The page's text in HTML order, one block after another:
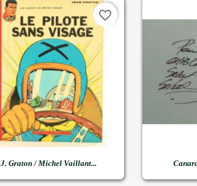
Quick view
J. Graton / Michel Vaillant...
favorite_border